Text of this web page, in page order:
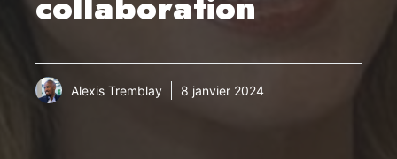
Alexis Tremblay 8 janvier 2024